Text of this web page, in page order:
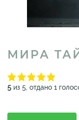
МИРА
5 из 5, отдано 1